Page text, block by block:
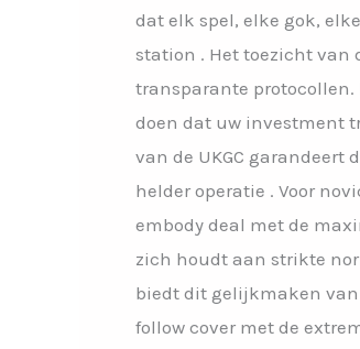
dat elk spel, elke gok,
station . Het toezicht van
transparante protocollen.
doen dat uw investment
van de UKGC
helder operatie . Voor
embody deal met de
zich houdt aan strikte
biedt dit gelijkmaken
follow cover met de